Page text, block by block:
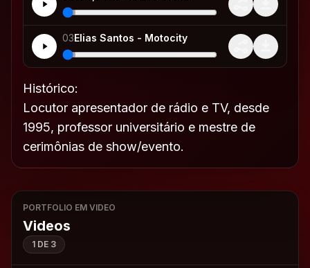
03Elias Santos - Motocity
Histórico:
Locutor apresentador de rádio e TV, desde
1995, professor universitário e mestre de
cerimônias de show/evento.
PORTFOLIO EM VIDEO
Videos
1 DE 3